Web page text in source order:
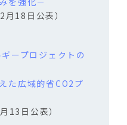
月18日公表）
ープロジェクトの
た広域的省CO2プ
13日公表）